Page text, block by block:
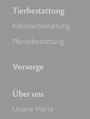
Tierbestattung
Kleintierbestattung
Pferdebestattung
Vorsorge
Über uns
Unsere Werte